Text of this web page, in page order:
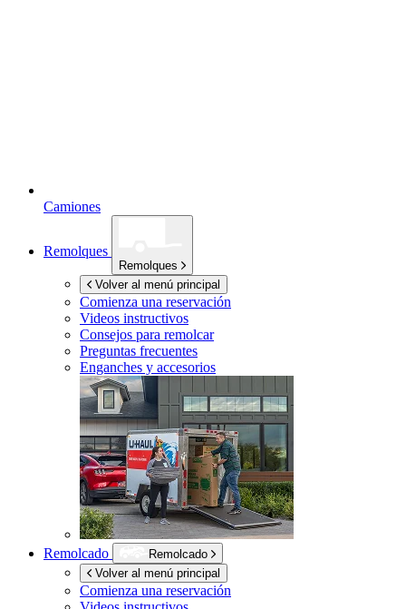
Camiones
Remolques
Remolques
Volver al menú principal
Comienza una reservación
Videos instructivos
Consejos para remolcar
Preguntas frecuentes
Enganches y accesorios
Remolcado
Remolcado
Volver al menú principal
Comienza una reservación